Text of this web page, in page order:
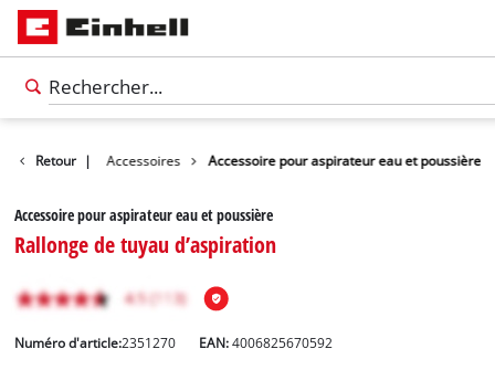
Retour | Accessoires Accessoire pour aspirateur eau et poussière
Accessoire pour aspirateur eau et poussière
Rallonge de tuyau d’aspiration
Numéro d'article:2351270 EAN:4006825670592